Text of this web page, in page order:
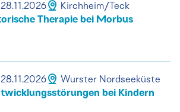
Kirchheim/Teck
Therapie bei Morbus
Wurster Nordseeküste
bei Kindern